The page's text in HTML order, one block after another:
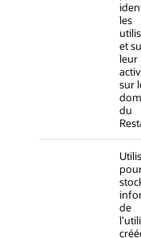
les
et
leur
sur
du
de